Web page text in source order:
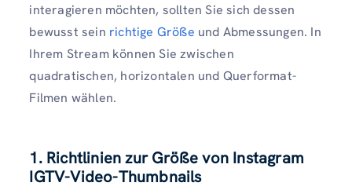
interagieren möchten, sollten Sie sich dessen
bewusst sein richtige Größe und Abmessungen. In
Ihrem Stream können Sie zwischen
quadratischen, horizontalen und Querformat-
Filmen wählen.
1. Richtlinien zur Größe von Instagram
IGTV-Video-Thumbnails